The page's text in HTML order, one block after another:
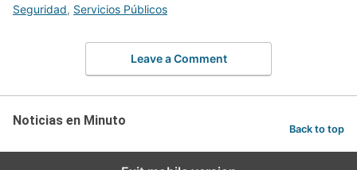
Seguridad, Servicios Públicos
Leave a Comment
Noticias en Minuto
Back to top